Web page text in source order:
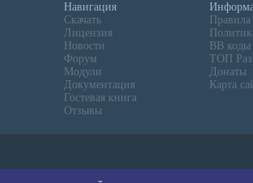
Навигация
Скачать
Лицензия
Новости
Форум
Модули
Документация
Гостевая книга
Отзывы
Правила
BB коды
ТОП
Донаты
Карта